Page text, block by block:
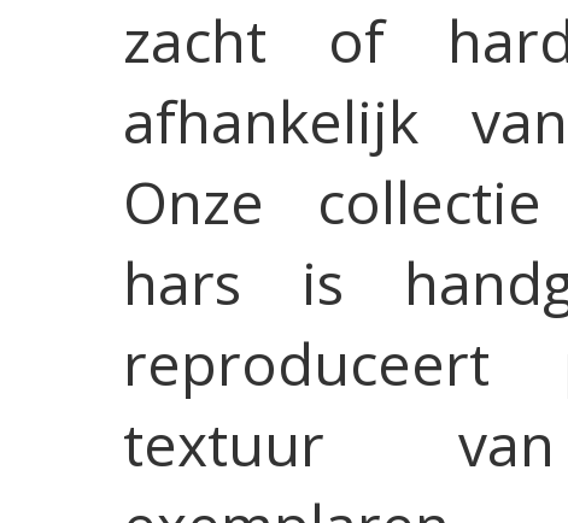
zacht of
afhankelijk
Onze
hars is
reproduceert
textuur